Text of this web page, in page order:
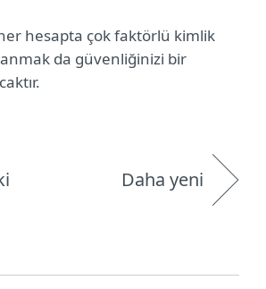
hesapta çok faktörlü kimlik
da güvenliğinizi bir
Daha yeni